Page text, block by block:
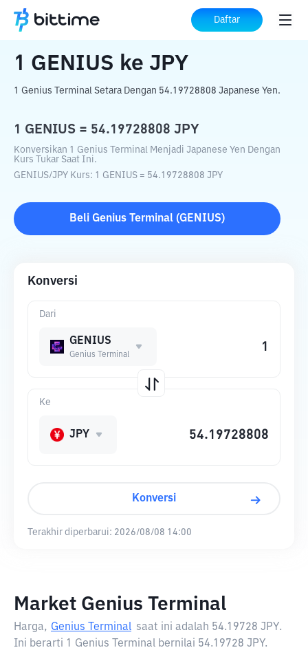
Daftar
Beranda Konverter Kripto GENIUS ke JPY
1 GENIUS ke JPY
1 Genius Terminal Setara Dengan 54.19728808 Japanese Yen.
1 GENIUS = 54.19728808 JPY
Konversikan 1 Genius Terminal Menjadi Japanese Yen Dengan
Kurs Tukar Saat Ini.
GENIUS/JPY Kurs: 1 GENIUS = 54.19728808 JPY
Beli Genius Terminal (GENIUS)
Konversi
Dari
GENIUS
Genius Terminal
Ke
JPY
Konversi
Terakhir diperbarui: 2026/08/08 14:00
Market Genius Terminal
Harga, Genius Terminal saat ini adalah 54.19728 JPY.
Ini berarti 1 Genius Terminal bernilai 54.19728 JPY.